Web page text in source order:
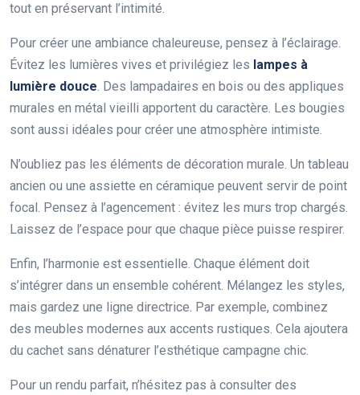
tout en préservant l’intimité.
Pour créer une ambiance chaleureuse, pensez à l’éclairage.
Évitez les lumières vives et privilégiez les lampes à
lumière douce. Des lampadaires en bois ou des appliques
murales en métal vieilli apportent du caractère. Les bougies
sont aussi idéales pour créer une atmosphère intimiste.
N’oubliez pas les éléments de décoration murale. Un tableau
ancien ou une assiette en céramique peuvent servir de point
focal. Pensez à l’agencement : évitez les murs trop chargés.
Laissez de l’espace pour que chaque pièce puisse respirer.
Enfin, l’harmonie est essentielle. Chaque élément doit
s’intégrer dans un ensemble cohérent. Mélangez les styles,
mais gardez une ligne directrice. Par exemple, combinez
des meubles modernes aux accents rustiques. Cela ajoutera
du cachet sans dénaturer l’esthétique campagne chic.
Pour un rendu parfait, n’hésitez pas à consulter des